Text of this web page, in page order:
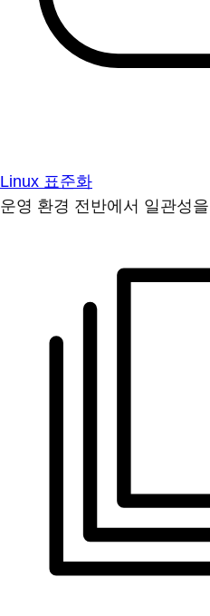
Linux 표준화
운영 환경 전반에서 일관성